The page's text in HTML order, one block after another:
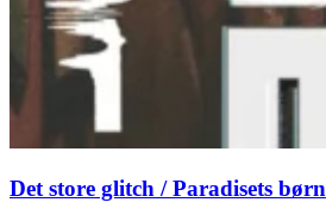
Det store glitch / Paradisets børn